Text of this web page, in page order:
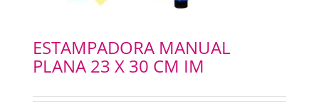
ESTAMPADORA MANUAL
PLANA 23 X 30 CM IM